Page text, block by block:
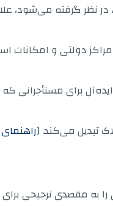
نظر گرفته می‌شود،
مراکز دولتی و
ایده‌آل برای
تبدیل می‌کند. [
به مقصدی ترجیحی